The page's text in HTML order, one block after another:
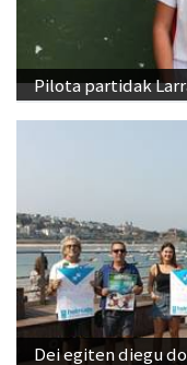
Pilota partidak
Dei egiten diegu